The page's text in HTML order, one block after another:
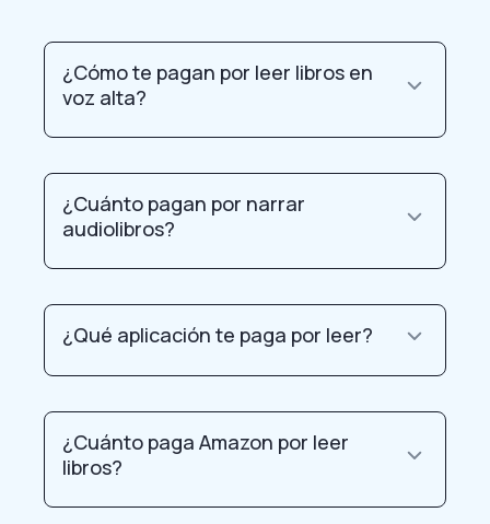
¿Cómo te pagan por leer libros en
voz alta?
¿Cuánto pagan por narrar
audiolibros?
¿Qué aplicación te paga por leer?
¿Cuánto paga Amazon por leer
libros?